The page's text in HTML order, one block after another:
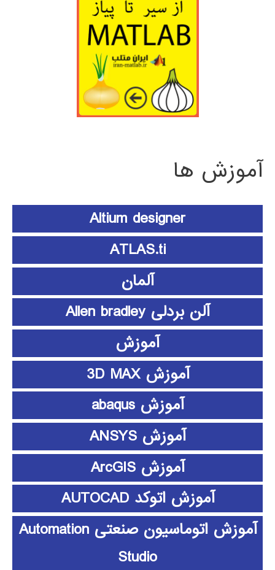
آموزش ها
Altium designer
ATLAS.ti
آلمان
آلن بردلی Allen bradley
آموزش
آموزش 3D MAX
آموزش abaqus
آموزش ANSYS
آموزش ArcGIS
آموزش اتوکد AUTOCAD
آموزش اتوماسیون صنعتی Automation
Studio